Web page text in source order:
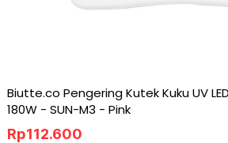
Biutte.co Pengering Kutek Kuku UV
180W - SUN-M3 - Pink
Rp112.600